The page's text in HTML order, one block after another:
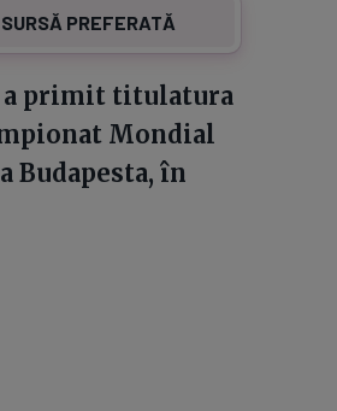
PREFERATĂ
a primit titulatura
Mondial
Budapesta, în